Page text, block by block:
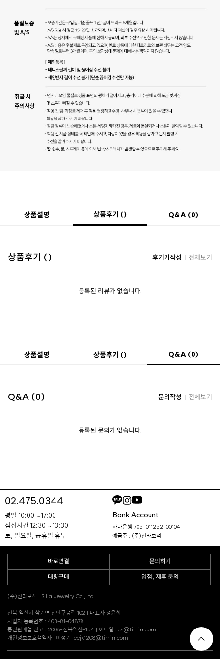
상품설명 상품후기 () Q&A (0)
상품후기 () 후기기작성 전체보기
등록된 리뷰가 없습니다.
상품설명 상품후기 () Q&A (0)
Q&A (0) 문의작성 전체보기
등록된 문의가 없습니다.
02.475.0344
평일 10:00 ~ 17:00
점심시간 12:30 ~ 13:30
토, 일요일, 공휴일 휴무
Bank Account
하나은행 705-011252-00104
예금주 : (주)신라보석
바로연결 문의하기
대량구매 입점, 제휴 문의
(주)신라보석 | Silla Jewelry Co.,Ltd
전북 익산시 삼기면 산단구평길 102 | 대표자 정윤희
사업자 등록번호 : 403-81-04878
통신판매업 신고 : 2008-전북익산-154 | 이메일 : cs@tirrlirr.com
개인정보보호책임자 : 이정기 leejk1208@tirrlirr.com